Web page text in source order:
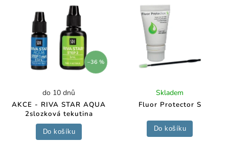
–36 %
AKCE - RIVA STAR AQUA
2slozková tekutina
do 10 dnů
Do košíku
Fluor Protector S
Skladem
Do košíku